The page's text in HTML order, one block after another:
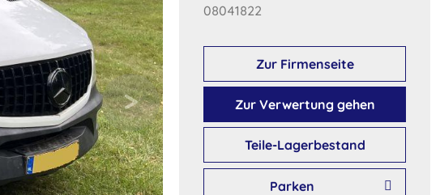
08041822
Zur Firmenseite
Zur Verwertung gehen
Teile-Lagerbestand
Parken